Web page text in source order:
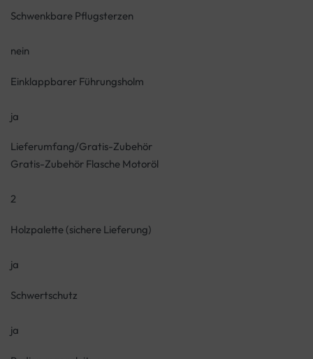
Schwenkbare Pflugsterzen
nein
Einklappbarer Führungsholm
ja
Lieferumfang/Gratis-Zubehör
Gratis-Zubehör Flasche Motoröl
2
Holzpalette (sichere Lieferung)
ja
Schwertschutz
ja